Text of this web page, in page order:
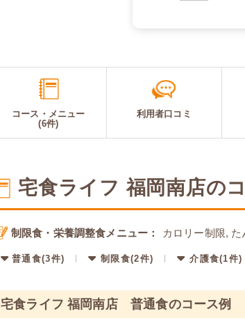
コース・メニュー
(6件)
利用者口コミ
宅食ライフ 福岡南店の
制限食・栄養調整食メニュー： カロリー制限,
普通食(3件) 制限食(2件) 介護食(1件)
宅食ライフ 福岡南店 普通食のコース例